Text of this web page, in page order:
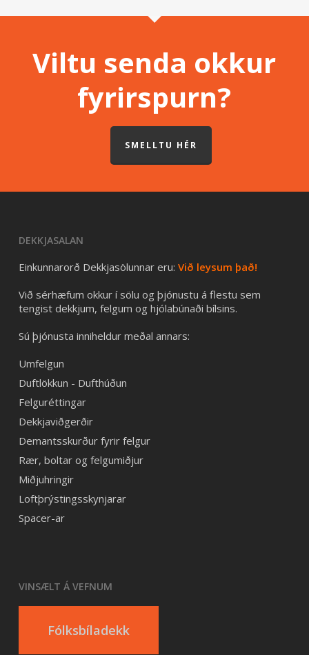
Viltu senda okkur
fyrirspurn?
SMELLTU HÉR
DEKKJASALAN
Einkunnarorð Dekkjasölunnar eru: Við leysum það!
Við sérhæfum okkur í sölu og þjónustu á flestu sem
tengist dekkjum, felgum og hjólabúnaði bílsins.
Sú þjónusta inniheldur meðal annars:
Umfelgun
Duftlökkun - Dufthúðun
Felguréttingar
Dekkjaviðgerðir
Demantsskurður fyrir felgur
Rær, boltar og felgumiðjur
Miðjuhringir
Loftþrýstingsskynjarar
Spacer-ar
VINSÆLT Á VEFNUM
Fólksbíladekk